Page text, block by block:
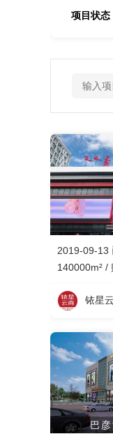
项目状态
2019-09-13
140000m² /
铱星
巴